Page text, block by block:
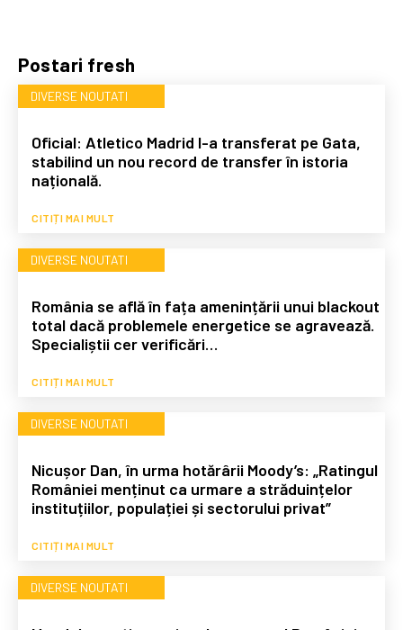
Postari fresh
DIVERSE NOUTATI
Oficial: Atletico Madrid l-a transferat pe Gata,
stabilind un nou record de transfer în istoria
națională.
CITIȚI MAI MULT
DIVERSE NOUTATI
România se află în fața amenințării unui blackout
total dacă problemele energetice se agravează.
Specialiștii cer verificări…
CITIȚI MAI MULT
DIVERSE NOUTATI
Nicușor Dan, în urma hotărârii Moody’s: „Ratingul
României menținut ca urmare a străduințelor
instituțiilor, populației și sectorului privat”
CITIȚI MAI MULT
DIVERSE NOUTATI